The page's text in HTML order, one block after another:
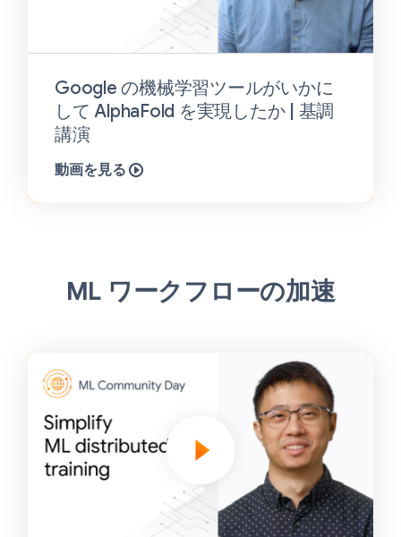
Google の機械学習ツールがいかに
して AlphaFold を実現したか | 基調
講演
動画を見る
ML ワークフローの加速